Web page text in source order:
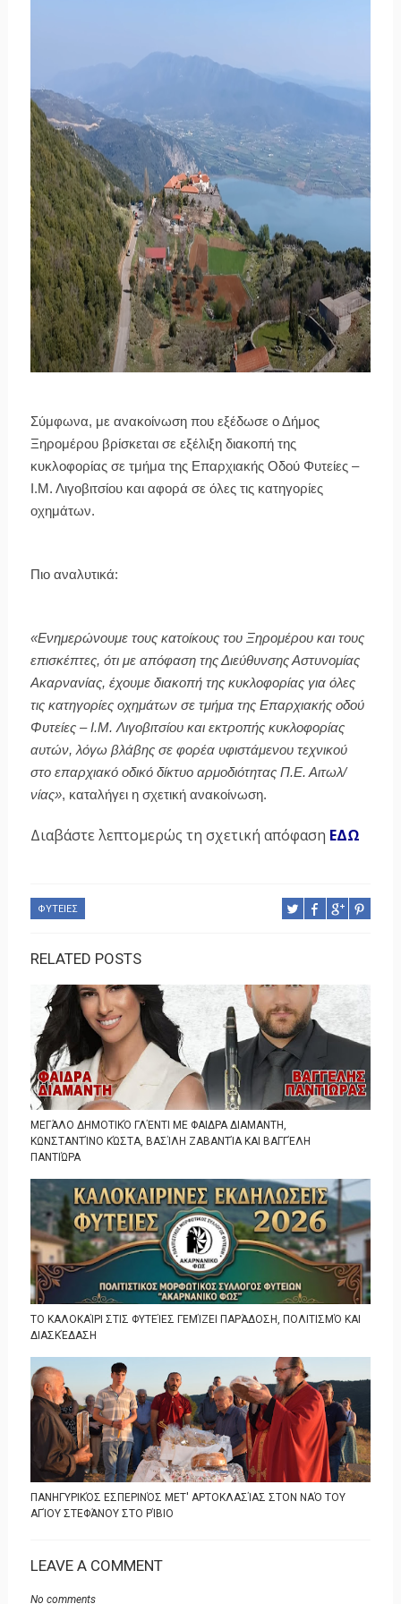
Σύμφωνα, με ανακοίνωση που εξέδωσε ο Δήμος
Ξηρομέρου βρίσκεται σε εξέλιξη διακοπή της
κυκλοφορίας σε τμήμα της Επαρχιακής Οδού Φυτείες –
Ι.Μ. Λιγοβιτσίου και αφορά σε όλες τις κατηγορίες
οχημάτων.
Πιο αναλυτικά:
«Ενημερώνουμε τους κατοίκους του Ξηρομέρου και τους
επισκέπτες, ότι με απόφαση της Διεύθυνσης Αστυνομίας
Ακαρνανίας, έχουμε διακοπή της κυκλοφορίας για όλες
τις κατηγορίες οχημάτων σε τμήμα της Επαρχιακής οδού
Φυτείες – Ι.Μ. Λιγοβιτσίου και εκτροπής κυκλοφορίας
αυτών, λόγω βλάβης σε φορέα υφιστάμενου τεχνικού
στο επαρχιακό οδικό δίκτυο αρμοδιότητας Π.Ε. Αιτωλ/
νίας», καταλήγει η σχετική ανακοίνωση.
Διαβάστε λεπτομερώς τη σχετική απόφαση ΕΔΩ
ΦΥΤΕΙΕΣ
RELATED POSTS
ΜΕΓΆΛΟ ΔΗΜΟΤΙΚΌ ΓΛΈΝΤΙ ΜΕ ΦΑΙΔΡΑ ΔΙΑΜΑΝΤΗ,
ΚΩΝΣΤΑΝΤΊΝΟ ΚΏΣΤΑ, ΒΑΣΊΛΗ ΖΑΒΑΝΤΊΑ ΚΑΙ ΒΑΓΓΈΛΗ
ΠΑΝΤΙΏΡΑ
ΤΟ ΚΑΛΟΚΑΊΡΙ ΣΤΙΣ ΦΥΤΕΊΕΣ ΓΕΜΊΖΕΙ ΠΑΡΆΔΟΣΗ, ΠΟΛΙΤΙΣΜΌ ΚΑΙ
ΔΙΑΣΚΈΔΑΣΗ
ΠΑΝΗΓΥΡΙΚΌΣ ΕΣΠΕΡΙΝΌΣ ΜΕΤ' ΑΡΤΟΚΛΑΣΊΑΣ ΣΤΟΝ ΝΑΌ ΤΟΥ
ΑΓΊΟΥ ΣΤΕΦΆΝΟΥ ΣΤΟ ΡΊΒΙΟ
LEAVE A COMMENT
No comments